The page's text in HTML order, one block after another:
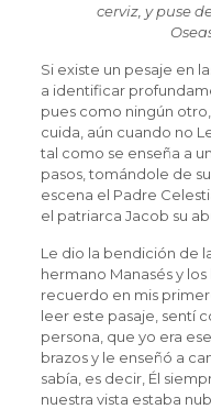
cerviz, y puse
Si existe un pesaje en
a identificar
pues como ningún
cuida, aún cuando no
tal como se enseña a
pasos, tomándole de
escena el Padre
el patriarca Jacob su
Le dio la bendición de
hermano Manasés y
recuerdo en mis
leer este pasaje, sentí
persona, que yo era
brazos y le enseñó a
sabía, es decir, Él
nuestra vista estaba